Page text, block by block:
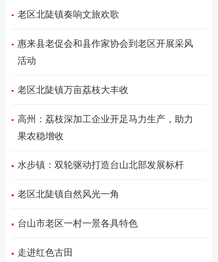
老区北陡镇奏响文旅欢歌
惠来县老促会和县作家协会到老区开展采风
活动
老区北陡镇万亩荔枝大丰收
高州：荔枝深加工企业开足马力生产，助力
果农稳增收
水步镇：双轮驱动打造台山北部发展标杆
老区北陡镇自然风光一角
台山市老区一村一景各具特色
走进红色古田